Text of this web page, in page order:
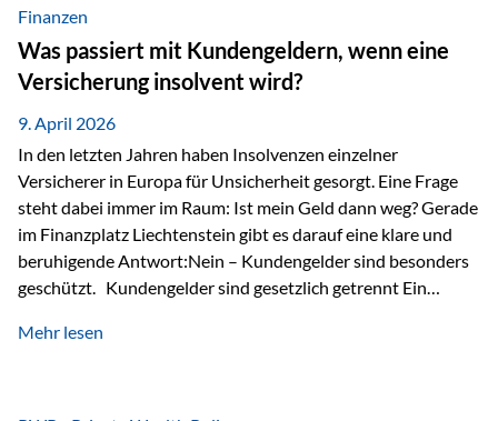
Fokus stehen Unternehmen, deren Börsenkurs unter ihrem
inneren Wert liegt. Neben klassischen
Bewertungskennzahlen werden auch qualitative Faktoren
wie Geschäftsmodell, Wettbewerbsvorteile und
Managementqualität…
Finanzen
Was passiert mit Kundengeldern, wenn eine
Versicherung insolvent wird?
9. April 2026
In den letzten Jahren haben Insolvenzen einzelner
Versicherer in Europa für Unsicherheit gesorgt. Eine Frage
steht dabei immer im Raum: Ist mein Geld dann weg? Gerade
im Finanzplatz Liechtenstein gibt es darauf eine klare und
beruhigende Antwort:Nein – Kundengelder sind besonders
geschützt. Kundengelder sind gesetzlich getrennt Ein
sogenannte Sondermasse. Das bedeutet:Die
Mehr lesen